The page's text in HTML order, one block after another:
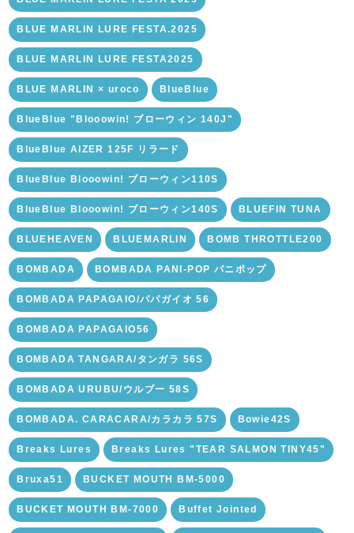
BLUE MARLIN LURE FESTA.2025
BLUE MARLIN LURE FESTA2025
BLUE MARLIN × uroco BlueBlue
BlueBlue "Blooowin! ブローウィン 140J"
BlueBlue AIZER 125F リラード
BlueBlue Blooowin! ブローウィン110S
BlueBlue Blooowin! ブローウィン140S BLUEFIN TUNA
BLUEHEAVEN BLUEMARLIN BOMB THROTTLE200
BOMBADA BOMBADA PANI-POP パニポップ
BOMBADA PAPAGAIO/パパガイオ 56
BOMBADA PAPAGAIO56
BOMBADA TANGARA/タンガラ 56S
BOMBADA URUBU/ウルブー 58S
BOMBADA. CARACARA/カラカラ 57S Bowie42S
Breaks Lures Breaks Lures "TEAR SALMON TINY45"
Bruxa51 BUCKET MOUTH BM-5000
BUCKET MOUTH BM-7000 Buffet Jointed